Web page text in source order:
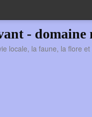
-
locale, la faune, la flore